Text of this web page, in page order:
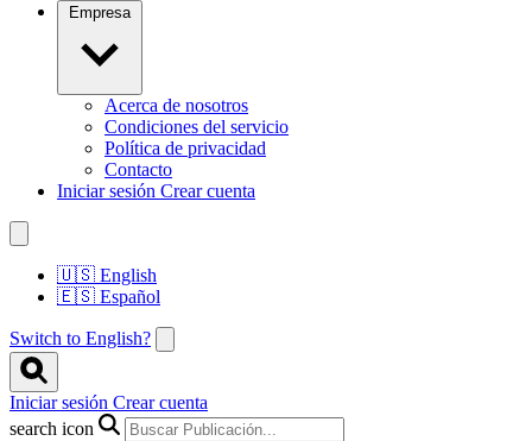
Empresa
Acerca de nosotros
Condiciones del servicio
Política de privacidad
Contacto
Iniciar sesión Crear cuenta
🇺🇸 English
🇪🇸 Español
Switch to English?
Iniciar sesión Crear cuenta
search icon